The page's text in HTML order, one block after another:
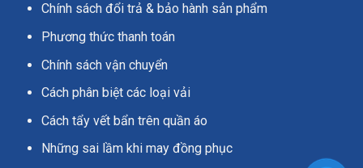
Chính sách đổi trả & bảo hành sản phẩm
Phương thức thanh toán
Chính sách vận chuyển
Cách phân biệt các loại vải
Cách tẩy vết bẩn trên quần áo
Những sai lầm khi may đồng phục